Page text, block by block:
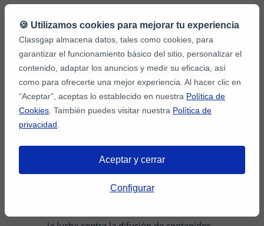
autorizada o solicitada, entre ellas, correo no
deseado o spam, cartas en cadena, lotería o
juegos de azar.
La utilización de virus informáticos o cualquier
otro código, archivo o programa que esté
diseñado o destinado a interrumpir, dañar, o
limitar el funcionamiento de cualquier software,
hardware o equipo de telecomunicaciones, o
dañar u obtener acceso no autorizado a los
datos u otra información de cualquier tercero.
No utilizar CLASSGAP para fines ilegales o no
🍪 Utilizamos cookies para mejorar tu experiencia
Classgap almacena datos, tales como cookies, para
garantizar el funcionamiento básico del sitio, personalizar el
contenido, adaptar los anuncios y medir su eficacia, así
como para ofrecerte una mejor experiencia. Al hacer clic en
“Aceptar”, aceptas lo establecido en nuestra Política de
Cookies . También puedes visitar nuestra Política de
privacidad
Aceptar y cerrar
Configurar